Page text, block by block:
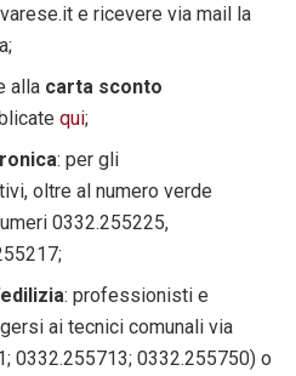
e ricevere via mail la
alla carta sconto
qui;
: per gli
oltre al numero verde
0332.255225,
: professionisti e
ai tecnici comunali via
0332.255713; 0332.255750) o